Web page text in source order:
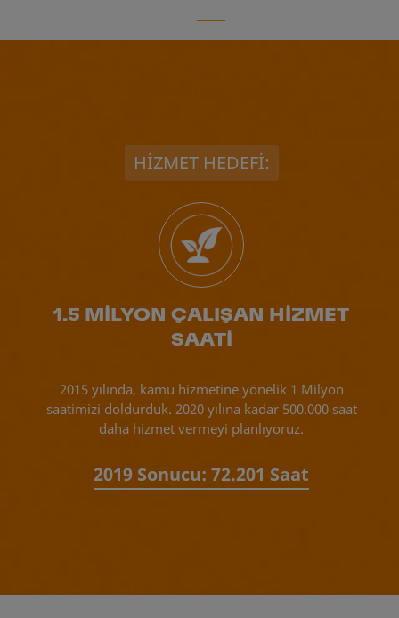
HİZMET HEDEFİ:
1.5 MİLYON ÇALIŞAN HİZMET
SAATİ
2015 yılında, kamu hizmetine yönelik 1 Milyon
saatimizi doldurduk. 2020 yılına kadar 500.000 saat
daha hizmet vermeyi planlıyoruz.
2019 Sonucu: 72.201 Saat